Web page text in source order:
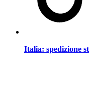
Italia: spedizione